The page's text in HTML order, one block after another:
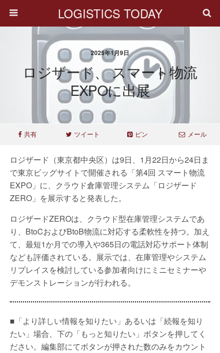
LOGISTICS TODAY
2025年1月9日
ロジザード、 スマート物流
EXPOに出展
共有 ツイート ピン メール
ロジザード（東京都中央区）は9日、1月22日から24日ま
で東京ビッグサイトで開催される「第4回 スマート物流
EXPO」に、クラウド倉庫管理システム「ロジザード
ZERO」を展示すると発表した。
ロジザードZEROは、クラウド型在庫管理システムであ
り、BtoCおよびBtoB物流に対応する柔軟性を持つ。加え
て、最短1か月での導入や365日の電話対応サポート体制
なども評価されている。展示では、在庫管理やシステム
リプレイスを検討している参加者向けにミニセミナーや
デモンストレーションが行われる。
■「より詳しい情報を知りたい」あるいは「続報を知り
たい」場合、下の「もっと知りたい」ボタンを押してく
ださい。編集部にてボタンが押された数のみをカウント